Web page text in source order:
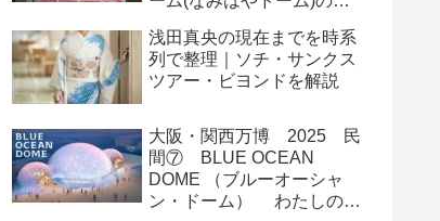
席のメリットは？
浅田真央の現在までを時系
列で整理｜ソチ・サンクス
ツアー・ビヨンドを解説
大阪・関西万博 2025 民
間⑦ BLUE OCEAN
DOME （ブルーオーシャ
ン・ドーム） わたしの海